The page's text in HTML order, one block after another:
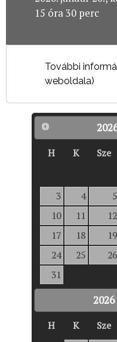
15 óra 30 perc
További
weboldala)
H K Sze
3
4 5
10
11 12
17
18 19
24
25 26
31
2026
H K Sze